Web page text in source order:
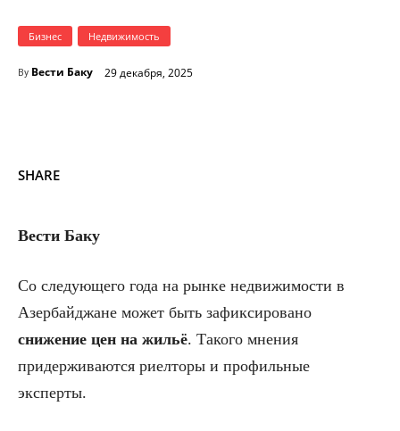
Бизнес Недвижимость
By Вести Баку 29 декабря, 2025
SHARE
Вести Баку
Со следующего года на рынке недвижимости в
Азербайджане может быть зафиксировано
снижение цен на жильё. Такого мнения
придерживаются риелторы и профильные
эксперты.